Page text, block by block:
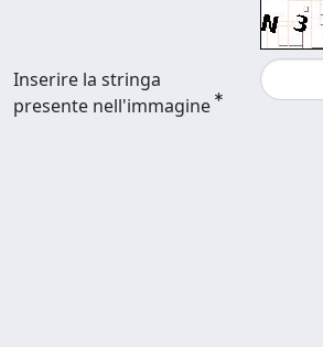
Inserire la stringa
presente nell'immagine